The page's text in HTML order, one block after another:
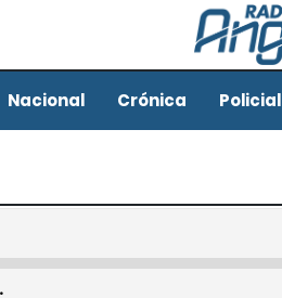
Nacional Crónica Policial